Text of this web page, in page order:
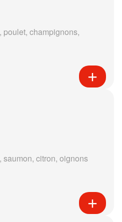
poulet, champignons,
citron, oignons